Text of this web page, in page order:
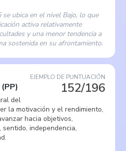
se ubica en el nivel Bajo, lo que
activa relativamente
y una menor tendencia a
sostenida en su afrontamiento.
EJEMPLO DE PUNTUACIÓN
152/196
(PP)
del
la motivación y el rendimiento,
hacia objetivos,
independencia,